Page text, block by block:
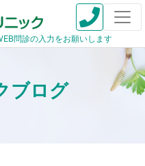
問診の入力をお願いします